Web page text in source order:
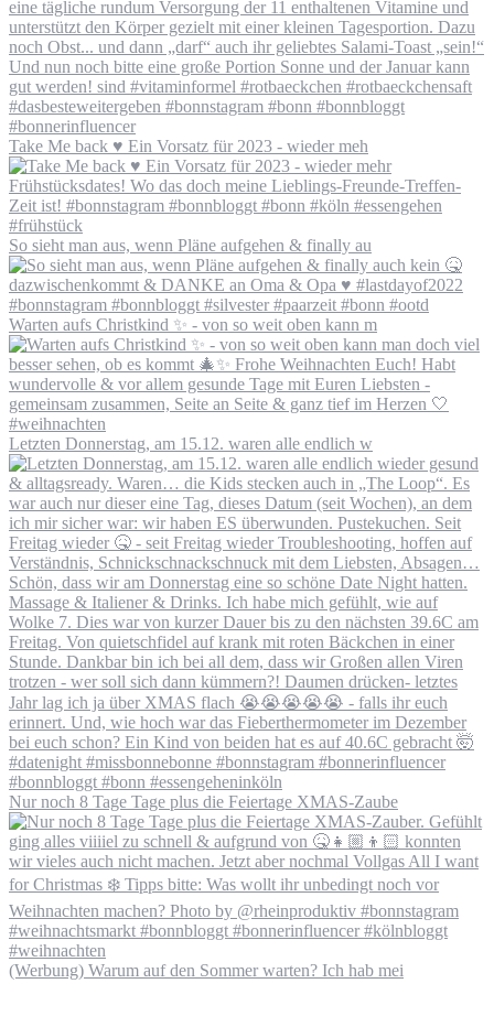
Take Me back ♥️ Ein Vorsatz für 2023 - wieder meh
So sieht man aus, wenn Pläne aufgehen & finally au
Warten aufs Christkind ✨ - von so weit oben kann m
Letzten Donnerstag, am 15.12. waren alle endlich w
Nur noch 8 Tage Tage plus die Feiertage XMAS-Zaube
(Werbung) Warum auf den Sommer warten? Ich hab mei